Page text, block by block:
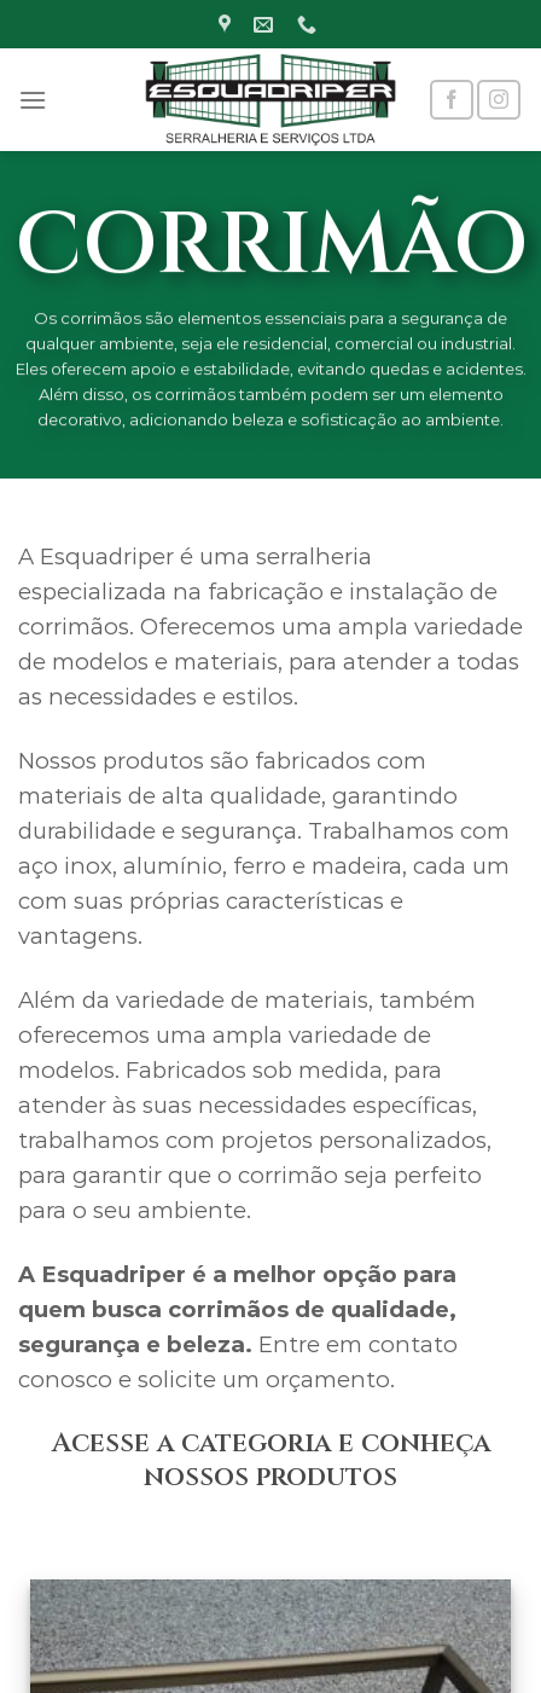
to
CORRIMÃO
Os corrimãos são elementos essenciais para a segurança de
qualquer ambiente, seja ele residencial, comercial ou industrial.
Eles oferecem apoio e estabilidade, evitando quedas e acidentes.
Além disso, os corrimãos também podem ser um elemento
decorativo, adicionando beleza e sofisticação ao ambiente.
A Esquadriper é uma serralheria
especializada na fabricação e instalação de
corrimãos. Oferecemos uma ampla variedade
de modelos e materiais, para atender a todas
as necessidades e estilos.
Nossos produtos são fabricados com
materiais de alta qualidade, garantindo
durabilidade e segurança. Trabalhamos com
aço inox, alumínio, ferro e madeira, cada um
com suas próprias características e
vantagens.
Além da variedade de materiais, também
oferecemos uma ampla variedade de
modelos. Fabricados sob medida, para
atender às suas necessidades específicas,
trabalhamos com projetos personalizados,
para garantir que o corrimão seja perfeito
para o seu ambiente.
A Esquadriper é a melhor opção para
quem busca corrimãos de qualidade,
segurança e beleza. Entre em contato
conosco e solicite um orçamento.
Acesse a categoria e conheça
nossos produtos